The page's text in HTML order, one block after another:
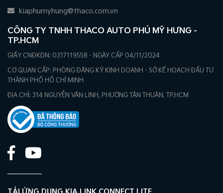
kiaphumyhung@thaco.com.vn
CÔNG TY TNHH THACO AUTO PHÚ MỸ HƯNG -
TP.HCM
GIẤY CNĐKDN: 0317119558 - NGÀY CẤP 04/11/2024
CƠ QUAN CẤP: PHÒNG ĐĂNG KÝ KINH DOANH - SỞ KẾ HOẠCH ĐẦU TƯ
THÀNH PHỐ HỒ CHÍ MINH
ĐỊA CHỈ: 314 NGUYỄN VĂN LINH, PHƯỜNG TÂN THUẬN, TP.HCM